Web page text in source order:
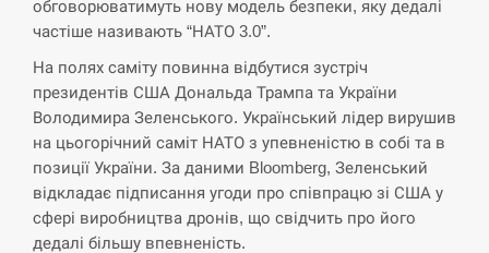
обговорюватимуть нову модель безпеки, яку дедалі
частіше називають “НАТО 3.0”.
На полях саміту повинна відбутися зустріч
президентів США Дональда Трампа та України
Володимира Зеленського. Український лідер вирушив
на цьогорічний саміт НАТО з упевненістю в собі та в
позиції України. За даними Bloomberg, Зеленський
відкладає підписання угоди про співпрацю зі США у
сфері виробництва дронів, що свідчить про його
дедалі більшу впевненість.